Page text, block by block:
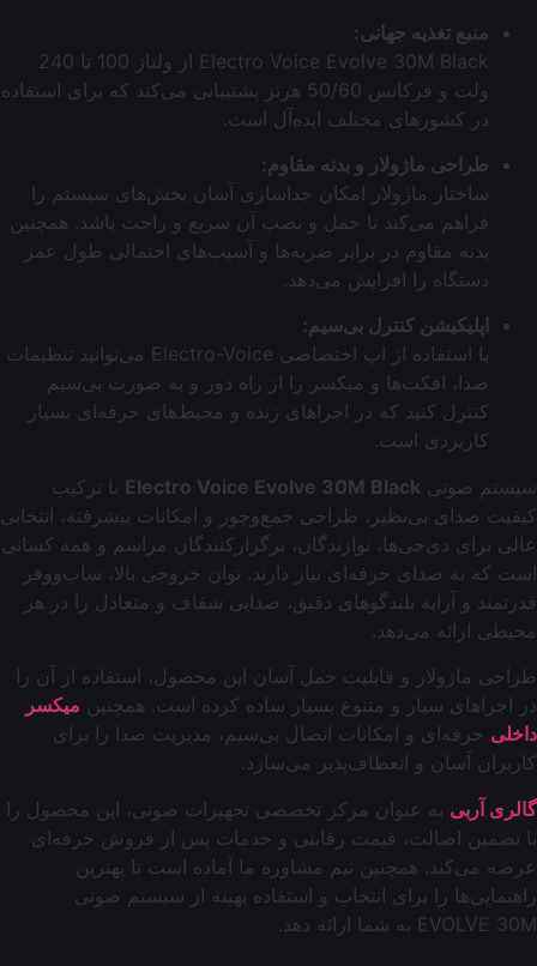
منبع تغذیه جهانی:
Electro Voice Evolve 30M Black از ولتاژ 100 تا 240
ولت و فرکانس 50/60 هرتز پشتیبانی می‌کند که برای استفاده
در کشورهای مختلف ایده‌آل است.
طراحی ماژولار و بدنه مقاوم:
ساختار ماژولار امکان جداسازی آسان بخش‌های سیستم را
فراهم می‌کند تا حمل و نصب آن سریع و راحت باشد. همچنین
بدنه مقاوم در برابر ضربه‌ها و آسیب‌های احتمالی طول عمر
دستگاه را افزایش می‌دهد.
اپلیکیشن کنترل بی‌سیم:
با استفاده از اپ اختصاصی Electro-Voice می‌توانید تنظیمات
صدا، افکت‌ها و میکسر را از راه دور و به صورت بی‌سیم
کنترل کنید که در اجراهای زنده و محیط‌های حرفه‌ای بسیار
کاربردی است.
سیستم صوتی Electro Voice Evolve 30M Black با ترکیب
کیفیت صدای بی‌نظیر، طراحی جمع‌وجور و امکانات پیشرفته، انتخابی
عالی برای دی‌جی‌ها، نوازندگان، برگزارکنندگان مراسم و همه کسانی
است که به صدای حرفه‌ای نیاز دارند. توان خروجی بالا، ساب‌ووفر
قدرتمند و آرایه بلندگوهای دقیق، صدایی شفاف و متعادل را در هر
محیطی ارائه می‌دهد.
طراحی ماژولار و قابلیت حمل آسان این محصول، استفاده از آن را
در اجراهای سیار و متنوع بسیار ساده کرده است. همچنین میکسر
داخلی حرفه‌ای و امکانات اتصال بی‌سیم، مدیریت صدا را برای
کاربران آسان و انعطاف‌پذیر می‌سازد.
گالری آربی به عنوان مرکز تخصصی تجهیزات صوتی، این محصول را
با تضمین اصالت، قیمت رقابتی و خدمات پس از فروش حرفه‌ای
عرضه می‌کند. همچنین تیم مشاوره ما آماده است تا بهترین
راهنمایی‌ها را برای انتخاب و استفاده بهینه از سیستم صوتی
EVOLVE 30M به شما ارائه دهد.